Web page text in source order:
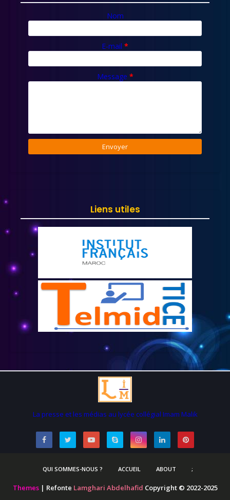
Nom
E-mail *
Message *
Liens utiles
La presse et les médias au lycée collégial Imam Malik
QUI SOMMES-NOUS ? ACCUEIL ABOUT ;
Themes| Refonte Lamghari Abdelhafid Copyright © 2022-2025